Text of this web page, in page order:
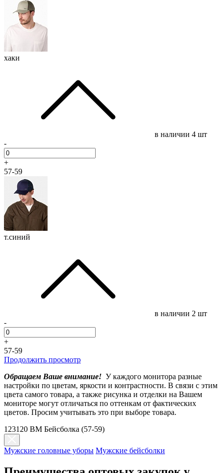
хаки
в наличии 4 шт
-
+
57-59
т.синий
в наличии 2 шт
-
+
57-59
Продолжить просмотр
Обращаем Ваше внимание! У каждого монитора разные
настройки по цветам, яркости и контрастности. В связи с этим
цвета самого товара, а также рисунка и отделки на Вашем
мониторе могут отличаться по оттенкам от фактических
цветов. Просим учитывать это при выборе товара.
123120 BM Бейсболка (57-59)
Мужские головные уборы Мужские бейсболки